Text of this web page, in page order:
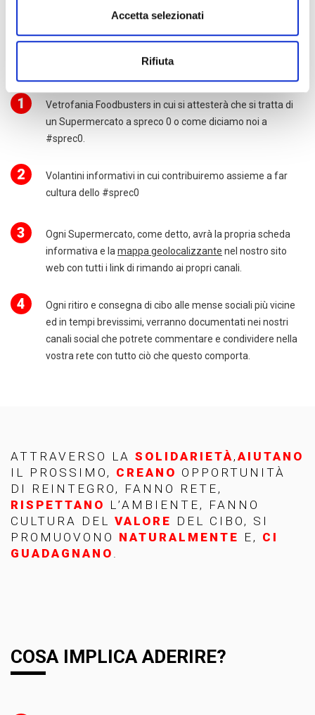
Accetta selezionati
Rifiuta
COMUNICARE ALLA MIA CLIENTELA
CHE INVESTO E CREDO NEL VALORI
DELL’EQUITÀ, DELLA SOLIDARIETÀ E
DELL’ATTENZIONE ALL’AMBIENTE?
1
Vetrofania Foodbusters in cui si attesterà che si tratta di
un Supermercato a spreco 0 o come diciamo noi a
#sprec0.
2
Volantini informativi in cui contribuiremo assieme a far
cultura dello #sprec0
3
Ogni Supermercato, come detto, avrà la propria scheda
informativa e la mappa geolocalizzante nel nostro sito
web con tutti i link di rimando ai propri canali.
4
Ogni ritiro e consegna di cibo alle mense sociali più vicine
ed in tempi brevissimi, verranno documentati nei nostri
canali social che potrete commentare e condividere nella
vostra rete con tutto ciò che questo comporta.
ATTRAVERSO LA SOLIDARIETÀ, AIUTANO
IL PROSSIMO, CREANO OPPORTUNITÀ
DI REINTEGRO, FANNO RETE,
RISPETTANO L’AMBIENTE, FANNO
CULTURA DEL VALORE DEL CIBO, SI
PROMUOVONO NATURALMENTE E, CI
GUADAGNANO .
COSA IMPLICA ADERIRE?